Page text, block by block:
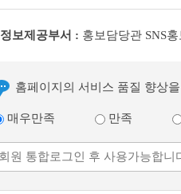
정보제공부서 : 홍보담당관 SNS홍
홈페이지의 서비스 품질 향상
매우만족 만족